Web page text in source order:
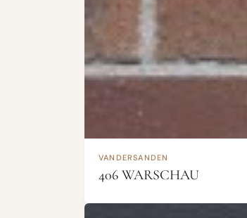
VANDERSANDEN
406 WARSCHAU